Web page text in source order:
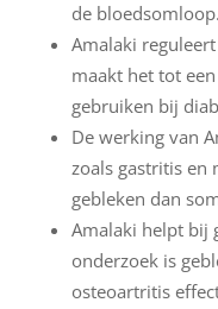
de bloedsomloop.
Amalaki
maakt het tot
gebruiken bij
De werking van
zoals gastritis en
gebleken dan
Amalaki helpt bij
onderzoek is
osteoartritis